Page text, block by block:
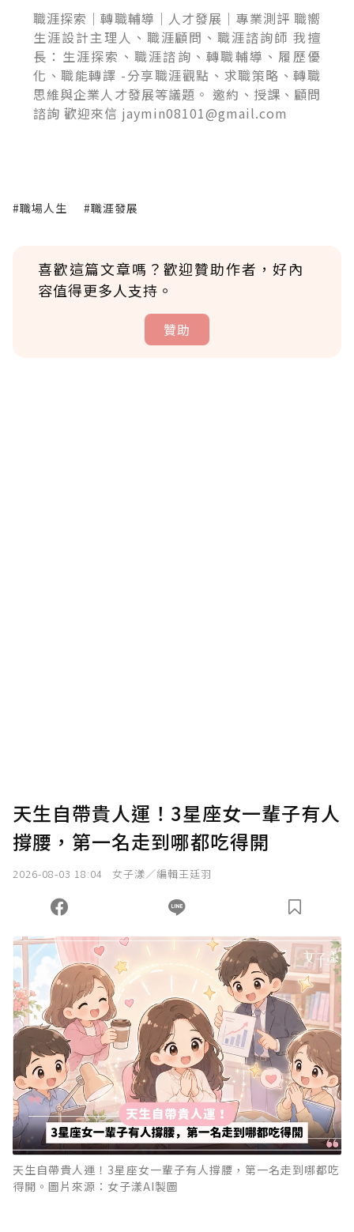
職涯探索｜轉職輔導｜人才發展｜專業測評 職嚮
生涯設計主理人、職涯顧問、職涯諮詢師 我擅
長：生涯探索、職涯諮詢、轉職輔導、履歷優
化、職能轉譯 -分享職涯觀點、求職策略、轉職
思維與企業人才發展等議題。 邀約、授課、顧問
諮詢 歡迎來信 jaymin08101@gmail.com
#職場人生 #職涯發展
喜歡這篇文章嗎？歡迎贊助作者，好內
容值得更多人支持。
贊助
天生自帶貴人運！3星座女一輩子有人
撐腰，第一名走到哪都吃得開
2026-08-03 18:04 女子漾／編輯王廷羽
天生自帶貴人運！3星座女一輩子有人撐腰，第一名走到哪都吃
得開。圖片來源：女子漾AI製圖